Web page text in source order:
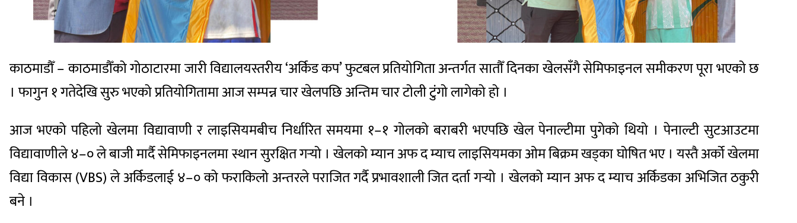
काठमाडौँ – काठमाडौँको गोठाटारमा जारी विद्यालयस्तरीय ‘अर्किड कप’ फुटबल प्रतियोगिता अन्तर्गत सातौँ दिनका खेलसँगै सेमिफाइनल समीकरण पूरा भएको छ
। फागुन १ गतेदेखि सुरु भएको प्रतियोगितामा आज सम्पन्न चार खेलपछि अन्तिम चार टोली टुंगो लागेको हो ।
आज भएको पहिलो खेलमा विद्यावाणी र लाइसियमबीच निर्धारित समयमा १–१ गोलको बराबरी भएपछि खेल पेनाल्टीमा पुगेको थियो । पेनाल्टी सुटआउटमा
विद्यावाणीले ४–० ले बाजी मार्दै सेमिफाइनलमा स्थान सुरक्षित गर्‍यो । खेलको म्यान अफ द म्याच लाइसियमका ओम बिक्रम खड्का घोषित भए । यस्तै अर्को खेलमा
विद्या विकास (VBS) ले अर्किडलाई ४–० को फराकिलो अन्तरले पराजित गर्दै प्रभावशाली जित दर्ता गर्‍यो । खेलको म्यान अफ द म्याच अर्किडका अभिजित ठकुरी
बने ।